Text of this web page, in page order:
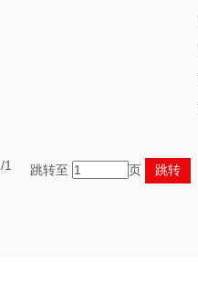
/1 跳转至 页